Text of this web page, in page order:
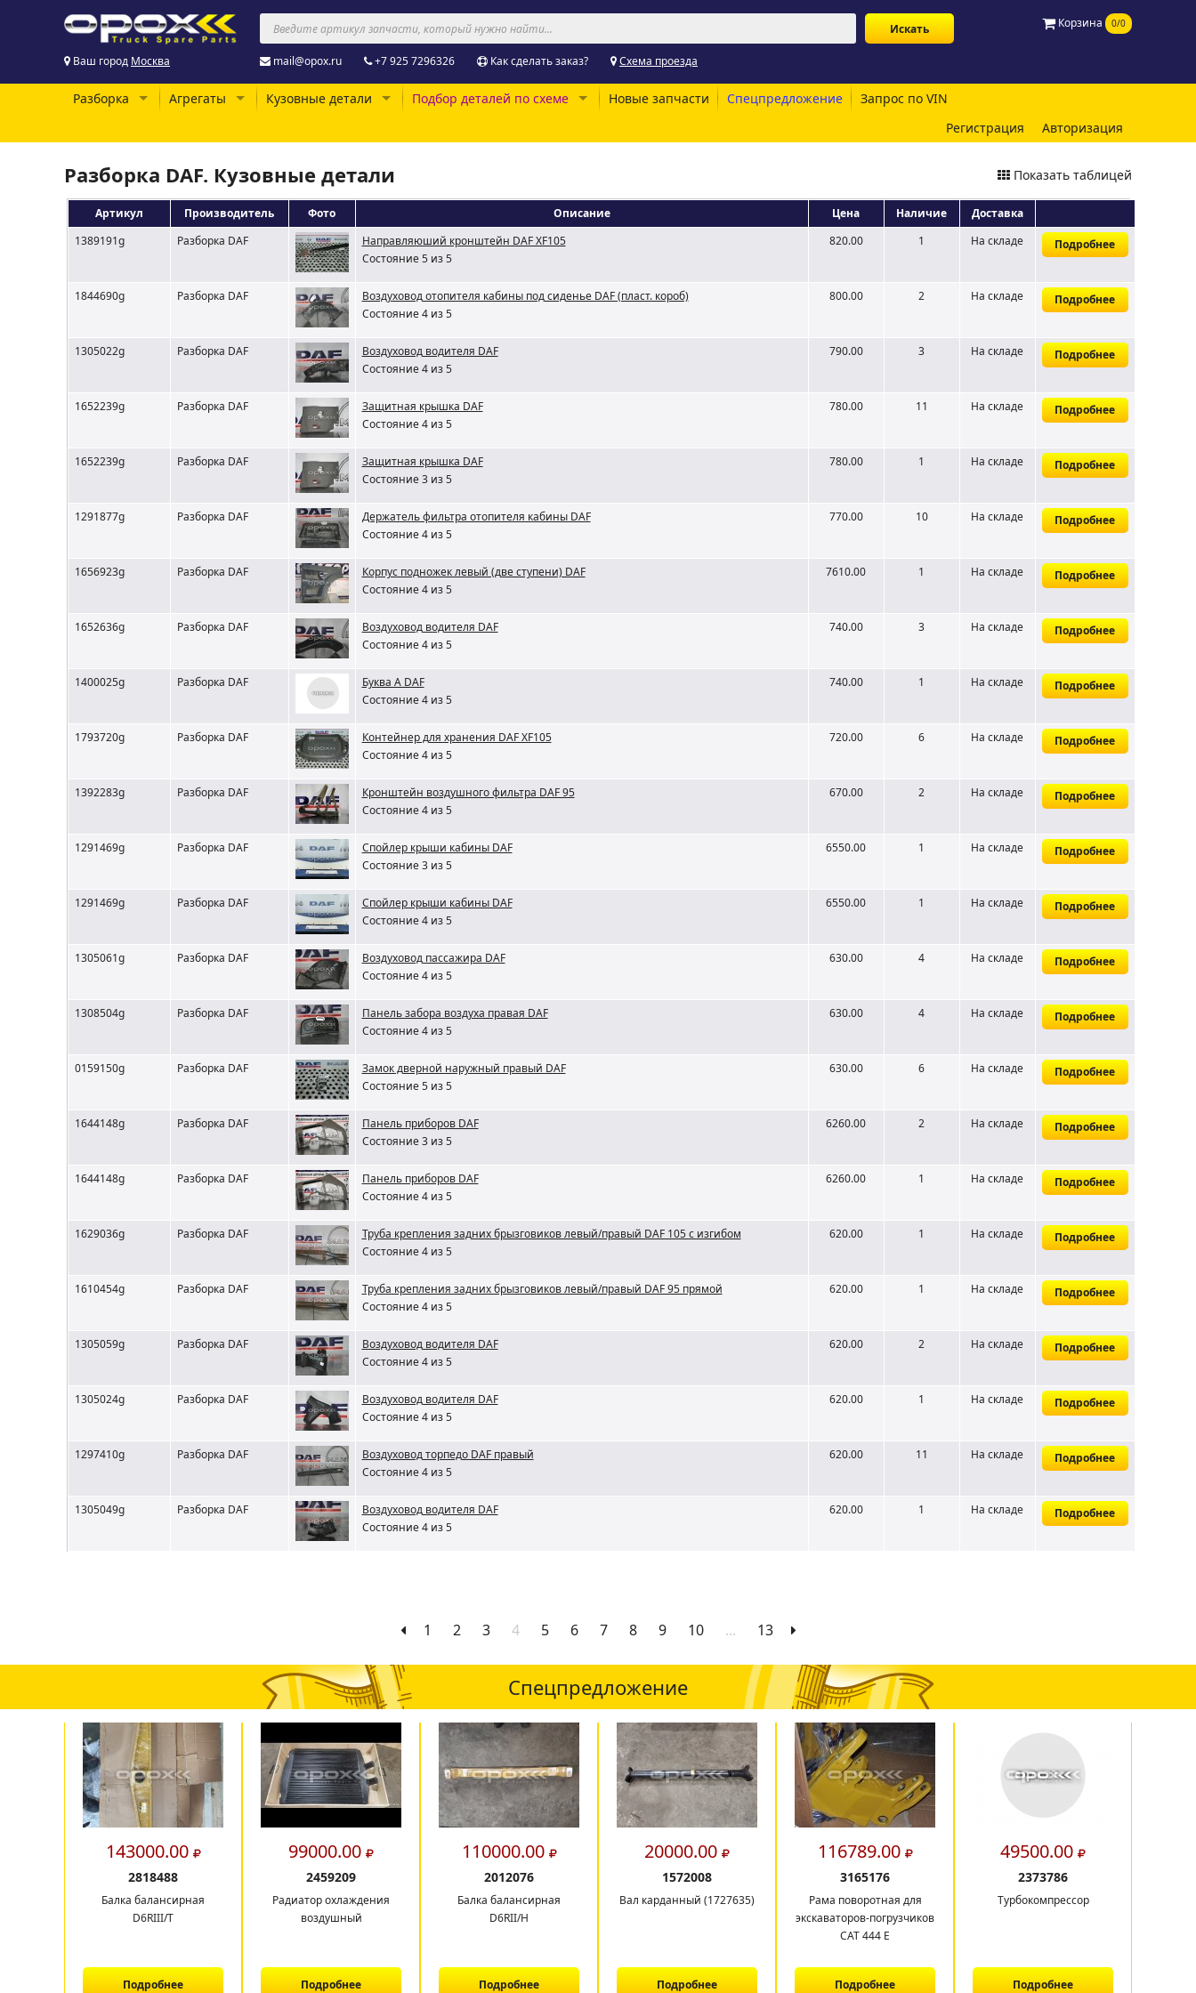
Корзина 0/0
Ваш город Москва mail@opox.ru +7 925 7296326 Как сделать заказ? Схема проезда
Разборка Агрегаты Кузовные детали Подбор деталей по схеме Новые запчасти Спецпредложение
Запрос по VIN
Регистрация
Авторизация
Разборка DAF. Кузовные детали Показать таблицей
Артикул Производитель Фото Описание Цена Наличие
Доставка
1389191g
Разборка DAF
Направляюший кронштейн DAF XF105
Состояние 5 из 5
820.00 1 На складе Подробнее
1844690g Разборка DAF
Воздуховод отопителя кабины под сиденье DAF (пласт. короб)
Состояние 4 из 5
800.00 2 На складе Подробнее
1305022g Разборка DAF
Воздуховод водителя DAF
Состояние 4 из 5
790.00 3 На складе Подробнее
1652239g Разборка DAF
Защитная крышка DAF
Состояние 4 из 5
780.00 11 На складе Подробнее
1652239g Разборка DAF
Защитная крышка DAF
Состояние 3 из 5
780.00 1 На складе Подробнее
1291877g Разборка DAF
Держатель фильтра отопителя кабины DAF
Состояние 4 из 5
770.00 10 На складе Подробнее
1656923g Разборка DAF
Корпус подножек левый (две ступени) DAF
Состояние 4 из 5
7610.00 1 На складе Подробнее
1652636g Разборка DAF
Воздуховод водителя DAF
Состояние 4 из 5
740.00 3 На складе Подробнее
1400025g Разборка DAF
Буква A DAF
Состояние 4 из 5
740.00 1 На складе Подробнее
1793720g Разборка DAF
Контейнер для хранения DAF XF105
Состояние 4 из 5
720.00 6 На складе Подробнее
1392283g Разборка DAF
Кронштейн воздушного фильтра DAF 95
Состояние 4 из 5
670.00 2 На складе Подробнее
1291469g Разборка DAF
Спойлер крыши кабины DAF
Состояние 3 из 5
6550.00 1 На складе Подробнее
1291469g Разборка DAF
Спойлер крыши кабины DAF
Состояние 4 из 5
6550.00 1 На складе Подробнее
1305061g Разборка DAF
Воздуховод пассажира DAF
Состояние 4 из 5
630.00 4 На складе Подробнее
1308504g Разборка DAF
Панель забора воздуха правая DAF
Состояние 4 из 5
630.00 4 На складе Подробнее
0159150g Разборка DAF
Замок дверной наружный правый DAF
Состояние 5 из 5
630.00 6 На складе Подробнее
1644148g Разборка DAF
Панель приборов DAF
Состояние 3 из 5
6260.00 2 На складе Подробнее
1644148g Разборка DAF
Панель приборов DAF
Состояние 4 из 5
6260.00 1 На складе Подробнее
1629036g Разборка DAF
Труба крепления задних брызговиков левый/правый DAF 105 с изгибом
Состояние 4 из 5
620.00 1 На складе Подробнее
1610454g Разборка DAF
Труба крепления задних брызговиков левый/правый DAF 95 прямой
Состояние 4 из 5
620.00 1 На складе Подробнее
1305059g Разборка DAF
Воздуховод водителя DAF
Состояние 4 из 5
620.00 2 На складе Подробнее
1305024g Разборка DAF
Воздуховод водителя DAF
Состояние 4 из 5
620.00 1 На складе Подробнее
1297410g Разборка DAF
Воздуховод торпедо DAF правый
Состояние 4 из 5
620.00 11 На складе Подробнее
1305049g Разборка DAF
Воздуховод водителя DAF
Состояние 4 из 5
620.00 1 На складе Подробнее
1 2 3 4 5 6 7 8 9 10 ... 13
Спецпредложение
143000.00
2818488
Балка балансирная
D6RIII/T
Подробнее
99000.00
2459209
Радиатор охлаждения
воздушный
Подробнее
110000.00
2012076
Балка балансирная
D6RII/H
Подробнее
20000.00
1572008
Вал карданный (1727635)
Подробнее
116789.00
3165176
Рама поворотная для
экскаваторов-погрузчиков
САТ 444 E
Подробнее
49500.00
2373786
Турбокомпрессор
Подробнее